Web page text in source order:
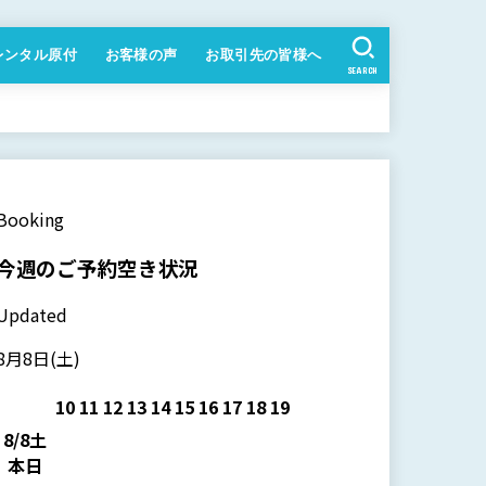
ンタル原付 お客様の声 お取引先の皆様へ
SEARCH